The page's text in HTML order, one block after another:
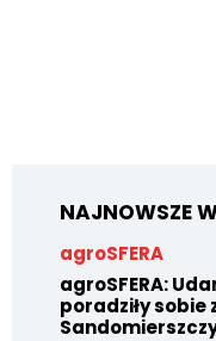
NAJNOWSZE
agroSFERA
agroSFERA:
poradziły sobie